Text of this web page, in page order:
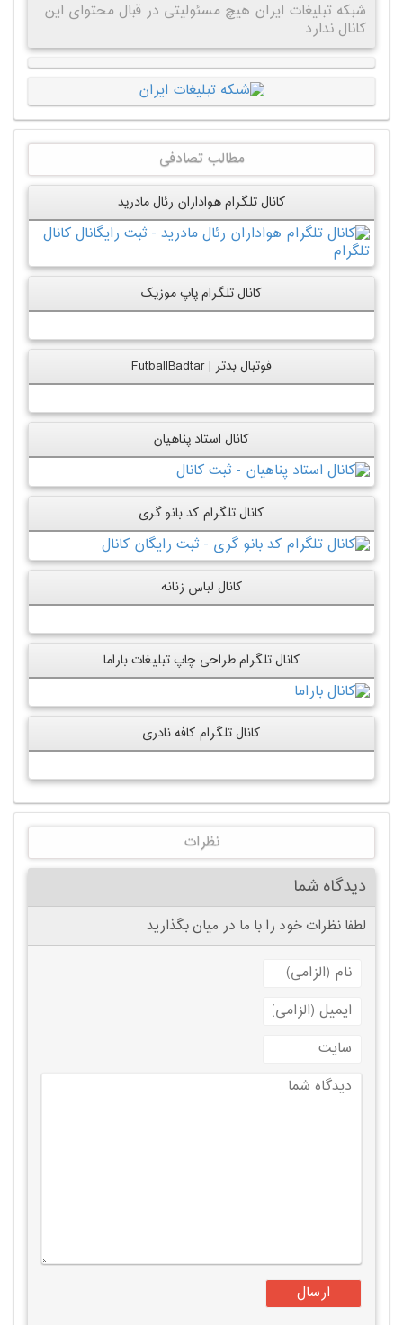
شبکه تبلیغات ایران هیچ مسئولیتی در قبال محتوای این
کانال ندارد
مطالب تصادفی
کانال تلگرام هواداران رئال مادرید
کانال تلگرام پاپ موزیک
فوتبال بدتر | FutballBadtar
کانال استاد پناهیان
کانال تلگرام کد بانو گری
کانال لباس زنانه
کانال تلگرام طراحی چاپ تبلیغات باراما
کانال تلگرام کافه نادری
نظرات
دیدگاه شما
لطفا نظرات خود را با ما در میان بگذارید